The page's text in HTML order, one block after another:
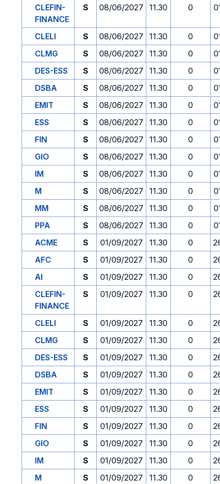
CLEFIN-
FINANCE
S 08/06/2027 11.30 0
CLELI S 08/06/2027 11.30 0
CLMG
S 08/06/2027 11.30 0
DES-ESS
S 08/06/2027 11.30 0
DSBA
S 08/06/2027 11.30 0
EMIT
S 08/06/2027 11.30 0
ESS
S 08/06/2027 11.30 0
FIN
S 08/06/2027 11.30 0
GIO
S 08/06/2027 11.30 0
IM
S 08/06/2027 11.30 0
M
S 08/06/2027 11.30 0
MM
S 08/06/2027 11.30 0
PPA
S 08/06/2027 11.30 0
ACME
S 01/09/2027 11.30 0
AFC
S 01/09/2027 11.30 0
AI
S 01/09/2027 11.30 0
CLEFIN-
FINANCE
S 01/09/2027 11.30 0
CLELI S 01/09/2027 11.30 0
CLMG
S 01/09/2027 11.30 0
DES-ESS
S 01/09/2027 11.30 0
DSBA
S 01/09/2027 11.30 0
EMIT
S 01/09/2027 11.30 0
ESS
S 01/09/2027 11.30 0
FIN
S 01/09/2027 11.30 0
GIO
S 01/09/2027 11.30 0
IM
S 01/09/2027 11.30 0
M
S 01/09/2027 11.30 0